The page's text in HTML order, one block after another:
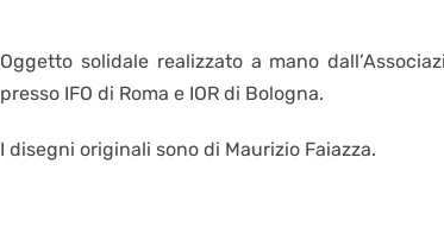
Oggetto solidale realizzato a mano
presso IFO di Roma e IOR di Bologna.
I disegni originali sono di Maurizio Faiazza.